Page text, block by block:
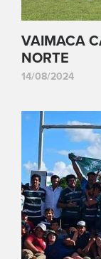
VAIMACA
NORTE
14/08/2024